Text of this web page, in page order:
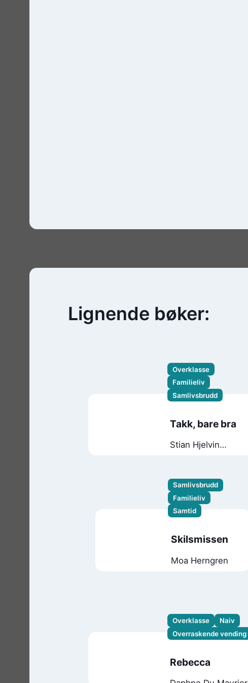
Lignende bøker:
Overklasse
Familieliv
Samlivsbrudd
Takk, bare bra
Stian Hjelvin
Samlivsbrudd
Familieliv
Samtid
Skilsmissen
Moa Herngren
Overklasse
Naiv
Overraskende vending
Rebecca